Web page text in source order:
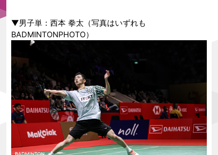
▼男子単：西本 拳太（写真はいずれも
BADMINTONPHOTO）